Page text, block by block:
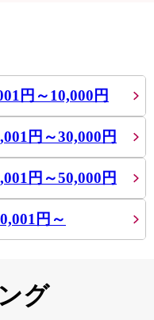
円～10,000円
円～30,000円
円～50,000円
円～
グ